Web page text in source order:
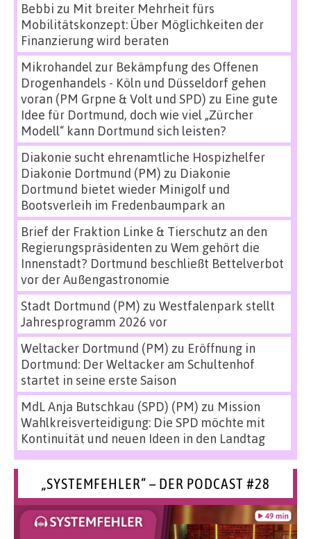
Bebbi zu Mit breiter Mehrheit fürs
Mobilitätskonzept: Über Möglichkeiten der
Finanzierung wird beraten
Mikrohandel zur Bekämpfung des Offenen
Drogenhandels - Köln und Düsseldorf gehen
voran (PM Grpne & Volt und SPD) zu Eine gute
Idee für Dortmund, doch wie viel „Zürcher
Modell“ kann Dortmund sich leisten?
Diakonie sucht ehrenamtliche Hospizhelfer
Diakonie Dortmund (PM) zu Diakonie
Dortmund bietet wieder Minigolf und
Bootsverleih im Fredenbaumpark an
Brief der Fraktion Linke & Tierschutz an den
Regierungspräsidenten zu Wem gehört die
Innenstadt? Dortmund beschließt Bettelverbot
vor der Außengastronomie
Stadt Dortmund (PM) zu Westfalenpark stellt
Jahresprogramm 2026 vor
Weltacker Dortmund (PM) zu Eröffnung in
Dortmund: Der Weltacker am Schultenhof
startet in seine erste Saison
MdL Anja Butschkau (SPD) (PM) zu Mission
Wahlkreisverteidigung: Die SPD möchte mit
Kontinuität und neuen Ideen in den Landtag
„SYSTEMFEHLER“ – DER PODCAST #28